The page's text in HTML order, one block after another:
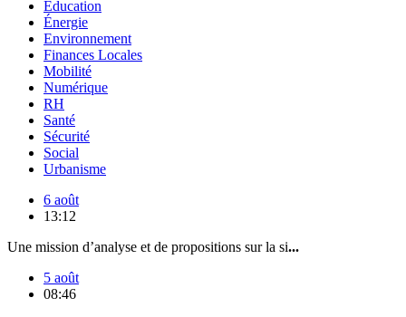
Education
Énergie
Environnement
Finances Locales
Mobilité
Numérique
RH
Santé
Sécurité
Social
Urbanisme
6 août
13:12
Une mission d’analyse et de propositions sur la si...
5 août
08:46